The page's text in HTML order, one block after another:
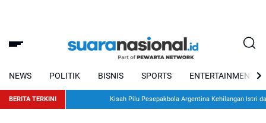
NEWS POLITIK BISNIS SPORTS ENTERTAINMENT
BERITA TERKINI Kisah Pilu Pesepakbola Argentina Kehilangan Istri dan